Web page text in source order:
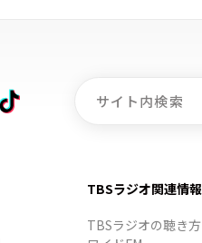
TBSラジオ関連情報
TBSラジオの聴き方